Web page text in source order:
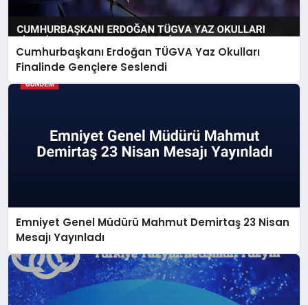
Cumhurbaşkanı Erdoğan TÜGVA Yaz Okulları
Finalinde Gençlere Seslendi
Emniyet Genel Müdürü Mahmut Demirtaş 23 Nisan
Mesajı Yayınladı